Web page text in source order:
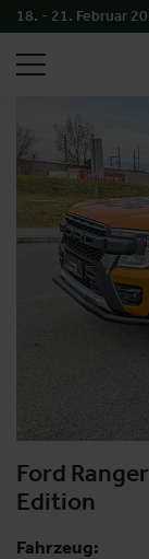
18. - 21. Februar
Ford
Edition
Fahrzeug: